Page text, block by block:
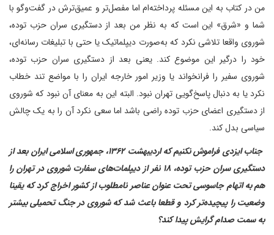
من در کتاب به این مسئله پرداخته‌ام‌ اما مفصل‌تر و عمیق‌ترش در گفت‌وگو با
شما و «شرق» این است که به نظر من بعد از دستگیری سران حزب توده،
شوروی واقعا تلاشی نکرد که به‌صورت دیپلماتیک‌ یا حتی با تبلیغات رسانه‌ای،
خود را درگیر این موضوع کند. یعنی بعد از دستگیری سران حزب توده،
شوروی سفیر را فرانخواند یا وزیر امور خارجه ایران را با مواضع تند خطاب
نکرد یا به دنبال پاسخ‌گویی تهران نبود. البته این به معنای آن نبود که شوروی
از دستگیری اعضای حزب توده راضی باشد‌ اما سعی نکرد آن را به یک چالش
سیاسی بدل کند.
‌ جناب ایزدی فراموش نکنیم که اردیبهشت ‌۱۳۶۲، جمهوری اسلامی ایران بعد از
دستگیری سران حزب توده، ۱۸ نفر از دیپلمات‌های سفارت شوروی در تهران را
هم به اتهام جاسوسی تحت عنوان عناصر نامطلوب از کشور اخراج کرد که یقینا
وضعیت را پیچیده‌تر کرد و قطعا باعث شد که شوروی در جنگ تحمیلی بیشتر
به سمت صدام گرایش پیدا کند؟